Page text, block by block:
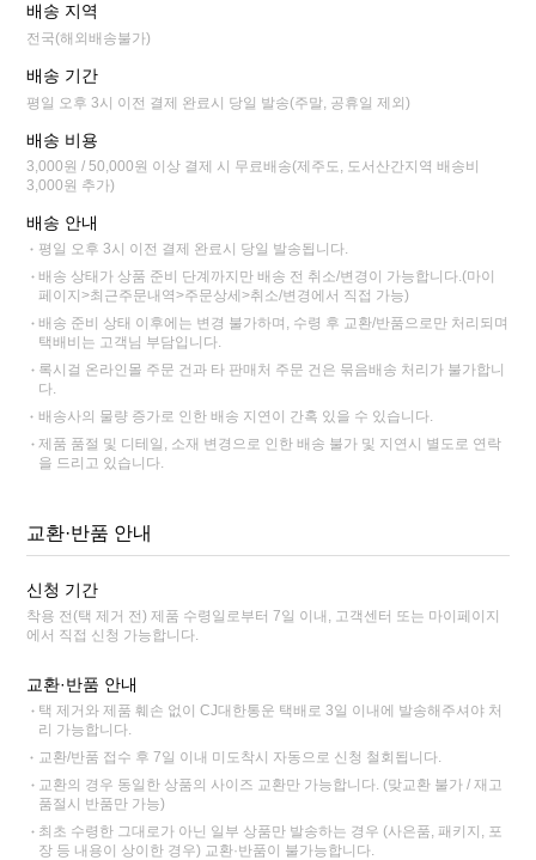
배송 지역
전국(해외배송불가)
배송 기간
평일 오후 3시 이전 결제 완료시 당일 발송(주말, 공휴일 제외)
배송 비용
3,000원 / 50,000원 이상 결제 시 무료배송(제주도, 도서산간지역 배송비
3,000원 추가)
배송 안내
평일 오후 3시 이전 결제 완료시 당일 발송됩니다.
배송 상태가 상품 준비 단계까지만 배송 전 취소/변경이 가능합니다.(마이
페이지>최근주문내역>주문상세>취소/변경에서 직접 가능)
배송 준비 상태 이후에는 변경 불가하며, 수령 후 교환/반품으로만 처리되며
택배비는 고객님 부담입니다.
록시걸 온라인몰 주문 건과 타 판매처 주문 건은 묶음배송 처리가 불가합니
다.
배송사의 물량 증가로 인한 배송 지연이 간혹 있을 수 있습니다.
제품 품절 및 디테일, 소재 변경으로 인한 배송 불가 및 지연시 별도로 연락
을 드리고 있습니다.
교환·반품 안내
신청 기간
착용 전(택 제거 전) 제품 수령일로부터 7일 이내, 고객센터 또는 마이페이지
에서 직접 신청 가능합니다.
교환·반품 안내
택 제거와 제품 훼손 없이 CJ대한통운 택배로 3일 이내에 발송해주셔야 처
리 가능합니다.
교환/반품 접수 후 7일 이내 미도착시 자동으로 신청 철회됩니다.
교환의 경우 동일한 상품의 사이즈 교환만 가능합니다. (맞교환 불가 / 재고
품절시 반품만 가능)
최초 수령한 그대로가 아닌 일부 상품만 발송하는 경우 (사은품, 패키지, 포
장 등 내용이 상이한 경우) 교환·반품이 불가능합니다.